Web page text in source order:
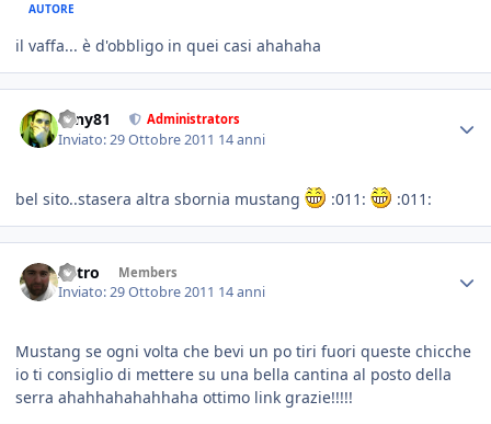
AUTORE
il vaffa... è d'obbligo in quei casi ahahaha
tony81 Administrators
Inviato:29 Ottobre 2011 14 anni
bel sito..stasera altra sbornia mustang :011: :011:
Astro Members
Inviato:29 Ottobre 2011 14 anni
Mustang se ogni volta che bevi un po tiri fuori queste chicche
io ti consiglio di mettere su una bella cantina al posto della
serra ahahhahahahhaha ottimo link grazie!!!!!